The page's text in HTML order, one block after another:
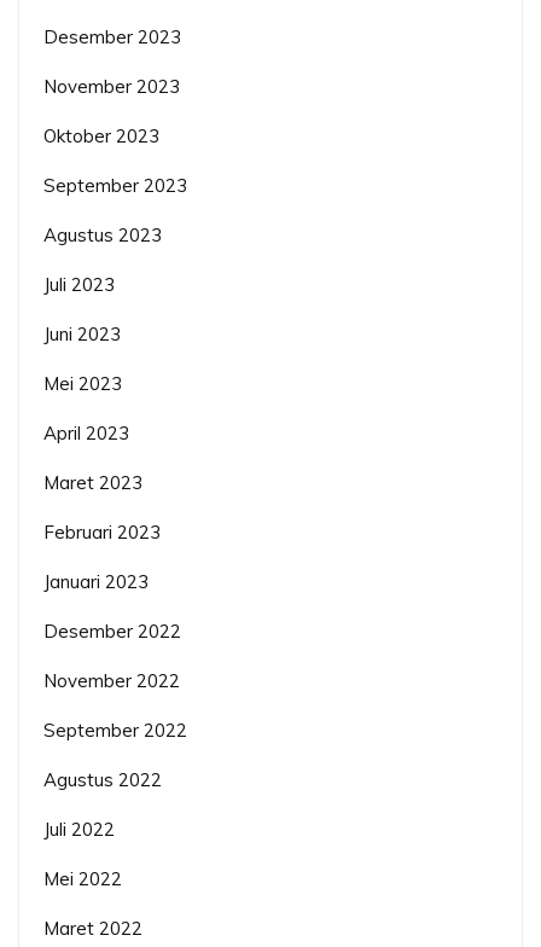
Desember 2023
November 2023
Oktober 2023
September 2023
Agustus 2023
Juli 2023
Juni 2023
Mei 2023
April 2023
Maret 2023
Februari 2023
Januari 2023
Desember 2022
November 2022
September 2022
Agustus 2022
Juli 2022
Mei 2022
Maret 2022